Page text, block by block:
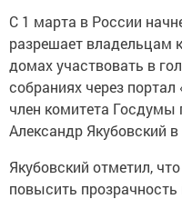
С 1 марта в России
разрешает владельцам
домах участвовать в
собраниях через
член комитета
Александр Якубовский
Якубовский отметил,
повысить